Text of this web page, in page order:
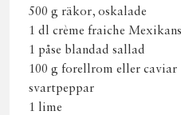
500 g räkor, oskalade
1 dl crème fraiche
1 påse blandad sallad
100 g forellrom eller caviar
svartpeppar
1 lime